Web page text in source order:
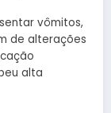
vômitos,
de alterações
alta